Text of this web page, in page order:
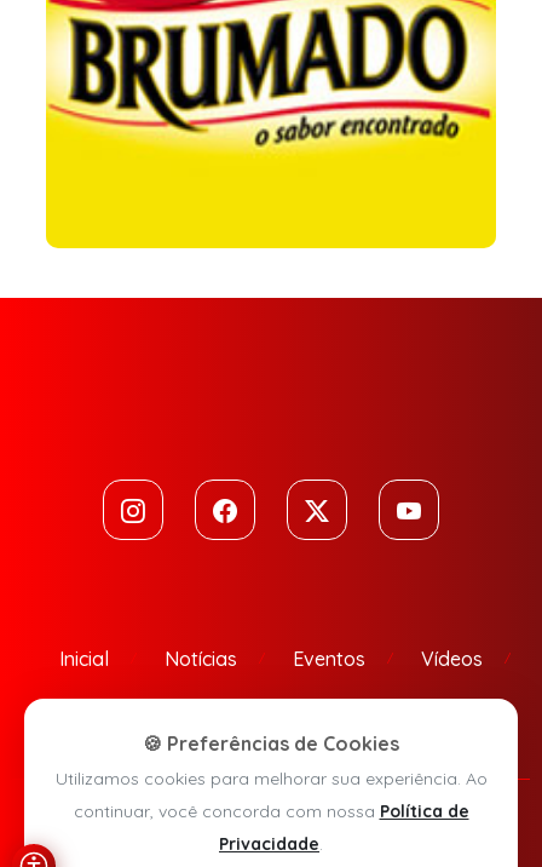
Inicial Notícias Eventos Vídeos
Política de Privacidade
🍪 Preferências de Cookies
Utilizamos cookies para melhorar sua experiência. Ao
continuar, você concorda com nossa Política de
Privacidade.